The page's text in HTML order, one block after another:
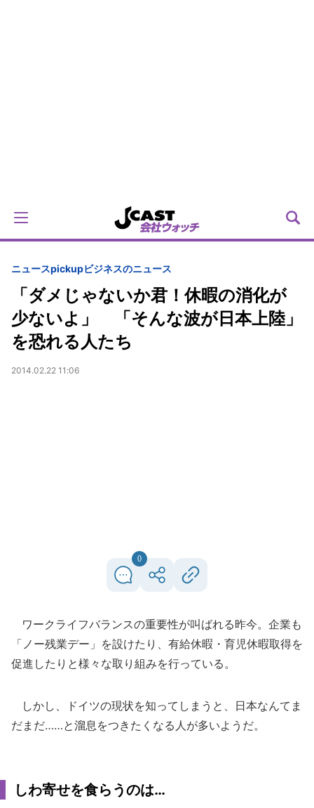
ニュースpickupビジネスのニュース
「ダメじゃないか君！休暇の消化が
少ないよ」 「そんな波が日本上陸」
を恐れる人たち
2014.02.22 11:06
0
ワークライフバランスの重要性が叫ばれる昨今。企業も
「ノー残業デー」を設けたり、有給休暇・育児休暇取得を
促進したりと様々な取り組みを行っている。
しかし、ドイツの現状を知ってしまうと、日本なんてま
だまだ……と溜息をつきたくなる人が多いようだ。
しわ寄せを食らうのは…